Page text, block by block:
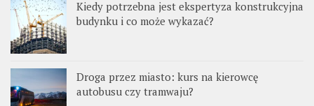
Kiedy potrzebna jest ekspertyza konstrukcyjna
budynku i co może wykazać?
Droga przez miasto: kurs na kierowcę
autobusu czy tramwaju?